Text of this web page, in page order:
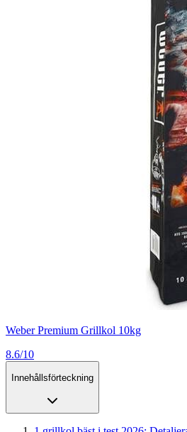
Weber Premium Grillkol 10kg
8.6/10
Innehållsförteckning